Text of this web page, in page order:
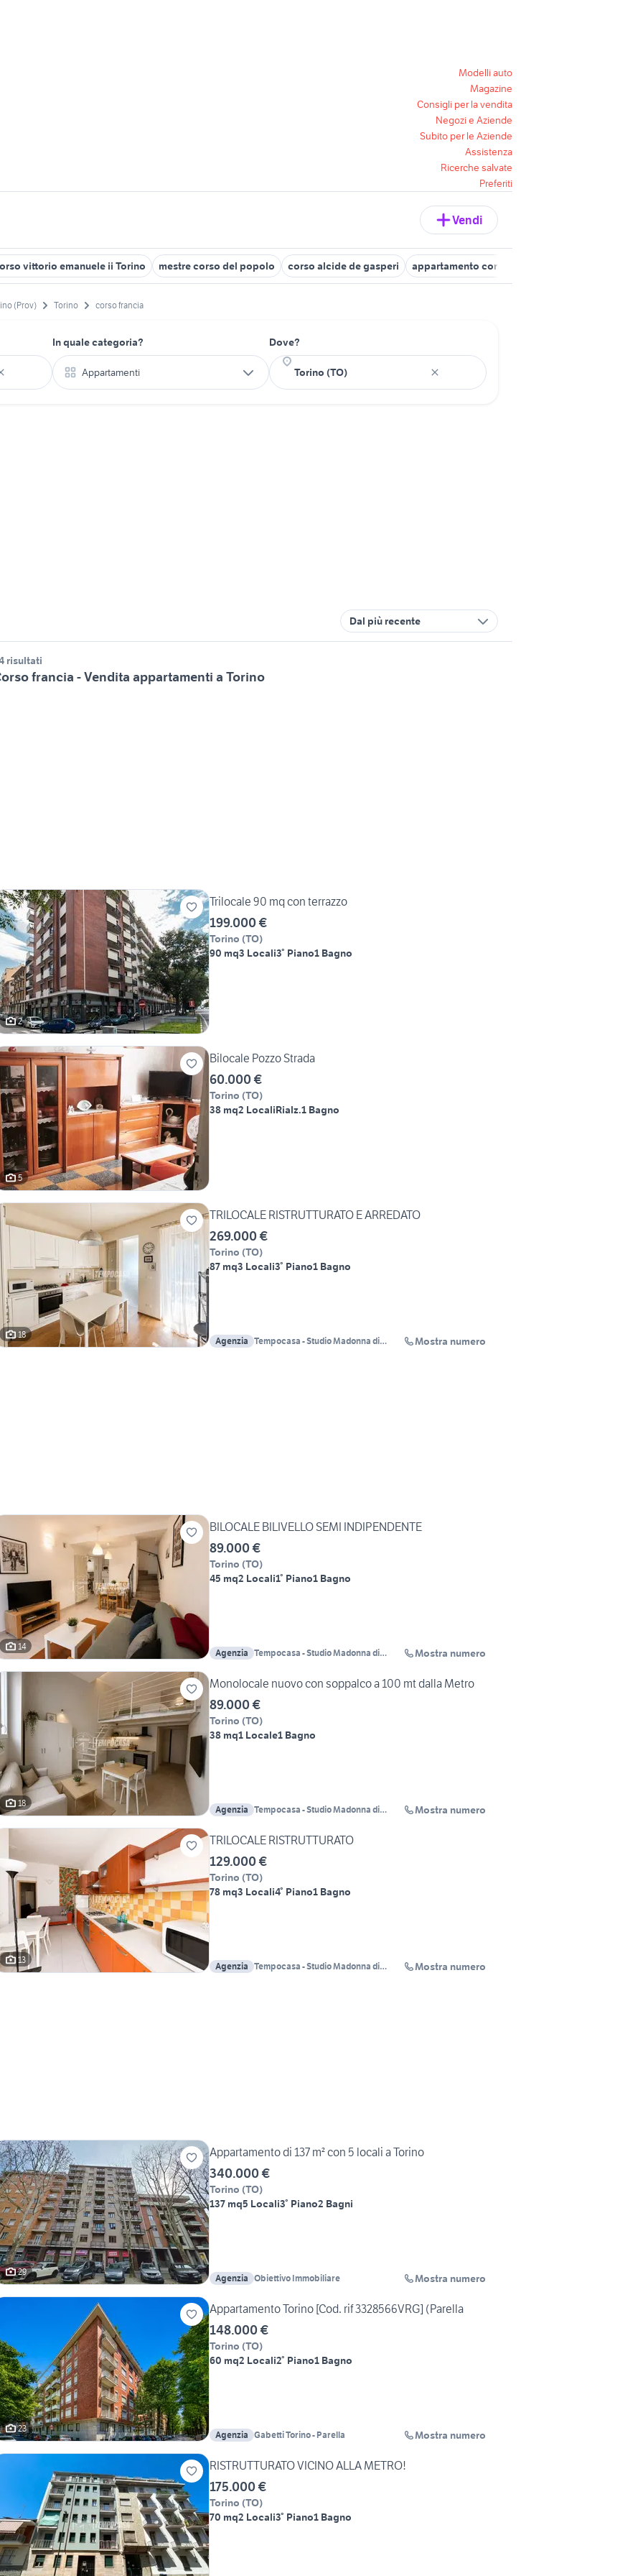
Modelli auto
Magazine
Consigli per la vendita
Negozi e Aziende
Subito per le Aziende
Assistenza
Ricerche salvate
Preferiti
Vendi
vittorio emanuele ii Torino mestre corso del popolo corso alcide de gasperi appartamento corso italia genova
(Prov) Torino corso francia
In quale categoria?
Appartamenti
Dove?
Dal più recente
risultati
francia - Vendita appartamenti a Torino
2
Trilocale 90 mq con terrazzo
199.000 €
Torino (TO)
90 mq3 Locali3° Piano1 Bagno
5
Bilocale Pozzo Strada
60.000 €
Torino (TO)
38 mq2 LocaliRialz.1 Bagno
18
TRILOCALE RISTRUTTURATO E ARREDATO
269.000 €
Torino (TO)
87 mq3 Locali3° Piano1 Bagno
Agenzia Tempocasa - Studio Madonna di
Mostra numero
14
BILOCALE BILIVELLO SEMI INDIPENDENTE
89.000 €
Torino (TO)
45 mq2 Locali1° Piano1 Bagno
Agenzia Tempocasa - Studio Madonna di
Mostra numero
18
Monolocale nuovo con soppalco a 100 mt dalla Metro
89.000 €
Torino (TO)
38 mq1 Locale1 Bagno
Agenzia Tempocasa - Studio Madonna di
Mostra numero
13
TRILOCALE RISTRUTTURATO
129.000 €
Torino (TO)
78 mq3 Locali4° Piano1 Bagno
Agenzia Tempocasa - Studio Madonna di
Mostra numero
29
Appartamento di 137 m² con 5 locali a Torino
340.000 €
Torino (TO)
137 mq5 Locali3° Piano2 Bagni
Agenzia Obiettivo Immobiliare Mostra numero
23
Appartamento Torino [Cod. rif 3328566VRG] (Parella
148.000 €
Torino (TO)
60 mq2 Locali2° Piano1 Bagno
Agenzia Gabetti Torino - Parella Mostra numero
RISTRUTTURATO VICINO ALLA METRO!
175.000 €
Torino (TO)
70 mq2 Locali3° Piano1 Bagno